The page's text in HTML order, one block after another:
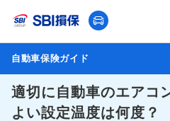
自動車保険ガイド
適切に自動車のエアコ
よい設定温度は何度？